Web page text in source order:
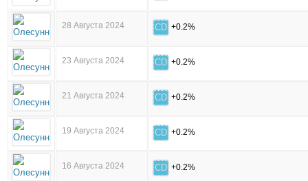
28 Августа 2024 CD +0.2%
23 Августа 2024 CD +0.2%
21 Августа 2024 CD +0.2%
19 Августа 2024 CD +0.2%
16 Августа 2024 CD +0.2%